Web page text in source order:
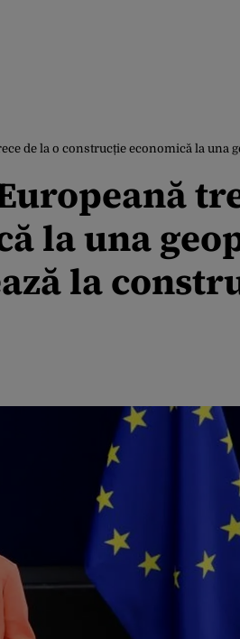
la o construcție economică la una geopolitică.
la una
la